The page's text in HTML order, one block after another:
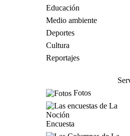
Educación
Medio ambiente
Deportes
Cultura
Reportajes
Fotos
Encuesta